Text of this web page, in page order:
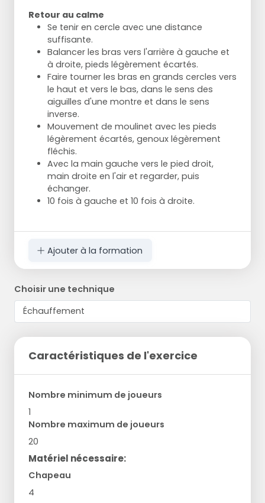
Retour au calme
Se tenir en cercle avec une distance
suffisante.
Balancer les bras vers l'arrière à gauche et
à droite, pieds légèrement écartés.
Faire tourner les bras en grands cercles vers
le haut et vers le bas, dans le sens des
aiguilles d'une montre et dans le sens
inverse.
Mouvement de moulinet avec les pieds
légèrement écartés, genoux légèrement
fléchis.
Avec la main gauche vers le pied droit,
main droite en l'air et regarder, puis
échanger.
10 fois à gauche et 10 fois à droite.
Ajouter à la formation
Choisir une technique
Caractéristiques de l'exercice
Nombre minimum de joueurs
1
Nombre maximum de joueurs
20
Matériel nécessaire:
Chapeau
4